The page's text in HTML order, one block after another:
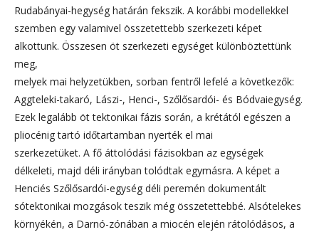
Rudabányai-hegység határán fekszik. A korábbi modellekkel
szemben egy valamivel összetettebb szerkezeti képet
alkottunk. Összesen öt szerkezeti egységet különböztettünk
meg,
melyek mai helyzetükben, sorban fentről lefelé a következők:
Aggteleki-takaró, Lászi-, Henci-, Szőlősardói- és Bódvaiegység.
Ezek legalább öt tektonikai fázis során, a krétától egészen a
pliocénig tartó időtartamban nyerték el mai
szerkezetüket. A fő áttolódási fázisokban az egységek
délkeleti, majd déli irányban tolódtak egymásra. A képet a
Henciés Szőlősardói-egység déli peremén dokumentált
sótektonikai mozgások teszik még összetettebbé. Alsótelekes
környékén, a Darnó-zónában a miocén elején rátolódásos, a